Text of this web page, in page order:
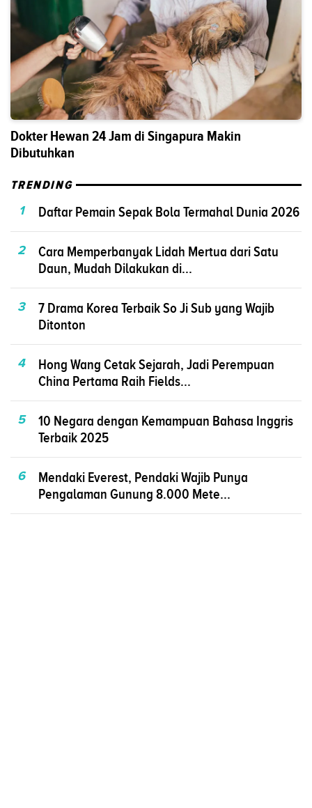
Dokter Hewan 24 Jam di Singapura Makin
Dibutuhkan
TRENDING
1
Daftar Pemain Sepak Bola Termahal Dunia 2026
2
Cara Memperbanyak Lidah Mertua dari Satu
Daun, Mudah Dilakukan di...
3
7 Drama Korea Terbaik So Ji Sub yang Wajib
Ditonton
4
Hong Wang Cetak Sejarah, Jadi Perempuan
China Pertama Raih Fields...
5
10 Negara dengan Kemampuan Bahasa Inggris
Terbaik 2025
6
Mendaki Everest, Pendaki Wajib Punya
Pengalaman Gunung 8.000 Mete...